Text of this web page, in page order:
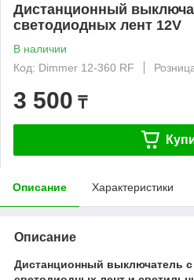
Дистанционный
светодиодных лент 12V
В наличии
Код: Dimmer 12-360 RF
3 500 ₸
Описание Характеристики
Описание
Дистанционный выключатель